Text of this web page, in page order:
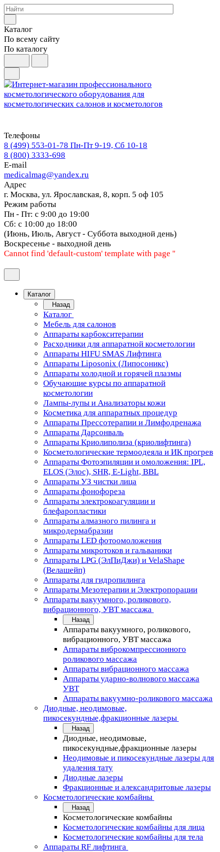
Каталог
По всему сайту
По каталогу
Телефоны
8 (499) 553-01-78 Пн-Пт 9-19, Сб 10-18
8 (800) 3333-698
E-mail
medicalmag@yandex.ru
Адрес
г. Москва, ул. Ярославская, 8, корп. 5 оф 105
Режим работы
Пн - Пт: с 9:00 до 19:00
Сб: с 10:00 до 18:00
(Июнь, Июль, Август - Суббота выходной день)
Воскресенье - выходной день
Cannot find 'default-custom' template with page ''
Каталог
Назад
Каталог
Мебель для салонов
Аппараты карбокситерапии
Расходники для аппаратной косметологии
Аппараты HIFU SMAS Лифтинга
Аппараты Liposonix (Липосоникс)
Аппараты холодной и горячей плазмы
Обучающие курсы по аппаратной
косметологии
Лампы-лупы и Анализаторы кожи
Косметика для аппаратных процедур
Аппараты Прессотерапии и Лимфодренажа
Аппараты Дарсонваль
Аппараты Криолиполиза (криолифтинга)
Косметологические термоодеяла и ИК прогрев
Аппараты Фотоэпиляции и омоложения: IPL,
ELOS (Элос), SHR, E-Light, BBL
Аппараты УЗ чистки лица
Аппараты фонофореза
Аппараты электрокоагуляции и
блефаропластики
Аппараты алмазного пилинга и
микродермабразии
Аппараты LED фотоомоложения
Аппараты микротоков и гальваники
Аппараты LPG (ЭлПиДжи) и VelaShape
(Велашейп)
Аппараты для гидропилинга
Аппараты Мезотерапии и Электропорации
Аппараты вакуумного, роликового,
вибрационного, УВТ массажа
Назад
Аппараты вакуумного, роликового,
вибрационного, УВТ массажа
Аппараты виброкомпрессионного
роликового массажа
Аппараты вибрационного массажа
Аппараты ударно-волнового массажа
УВТ
Аппараты вакуумно-роликового массажа
Диодные, неодимовые,
пикосекундные,фракционные лазеры
Назад
Диодные, неодимовые,
пикосекундные,фракционные лазеры
Неодимовые и пикосекундные лазеры для
удаления тату
Диодные лазеры
Фракционные и александритовые лазеры
Косметологические комбайны
Назад
Косметологические комбайны
Косметологические комбайны для лица
Косметологические комбайны для тела
Аппараты RF лифтинга